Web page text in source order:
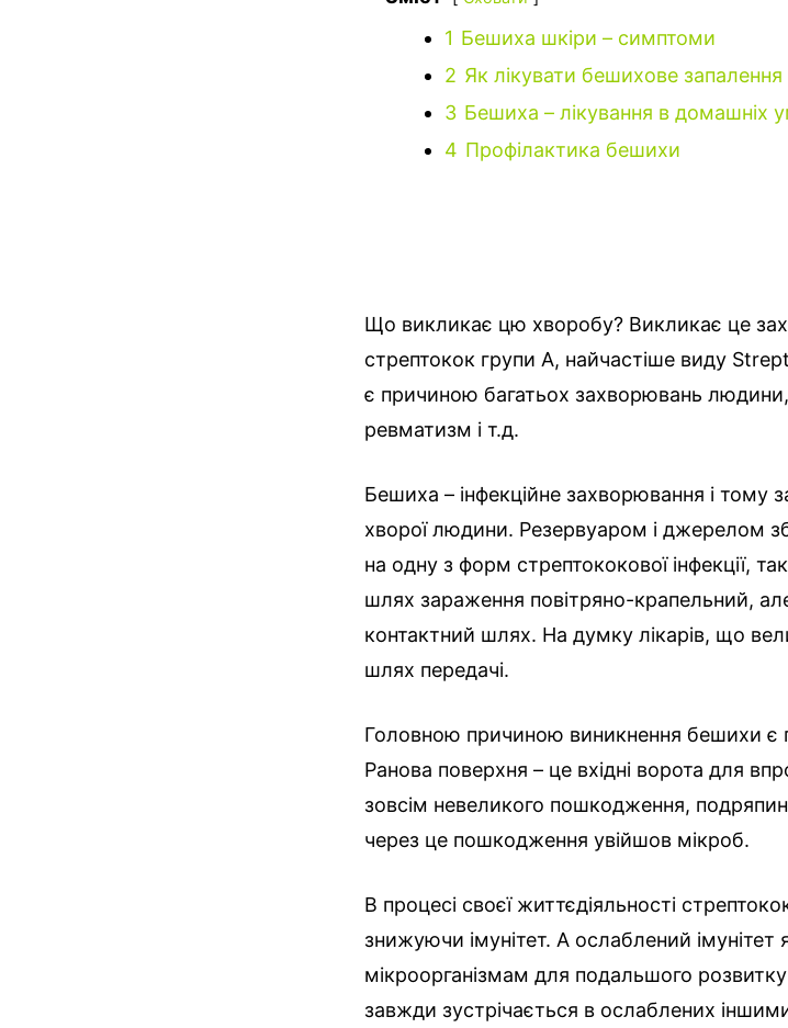
1 Бешиха шкіри – симптоми
2 Як лікувати бешихове запалення
3 Бешиха – лікування в домашніх
4 Профілактика бешихи
Що викликає цю хворобу? Викликає це
стрептокок групи А, найчастіше виду
є причиною багатьох захворювань
ревматизм і т.д.
Бешиха – інфекційне захворювання і тому
хворої людини. Резервуаром і джерелом
на одну з форм стрептококової інфекції,
шлях зараження повітряно-крапельний,
контактний шлях. На думку лікарів, що
шлях передачі.
Головною причиною виникнення бешихи є
Ранова поверхня – це вхідні ворота для
зовсім невеликого пошкодження,
через це пошкодження увійшов мікроб.
В процесі своєї життєдіяльності
знижуючи імунітет. А ослаблений імунітет
мікроорганізмам для подальшого
завжди зустрічається в ослаблених